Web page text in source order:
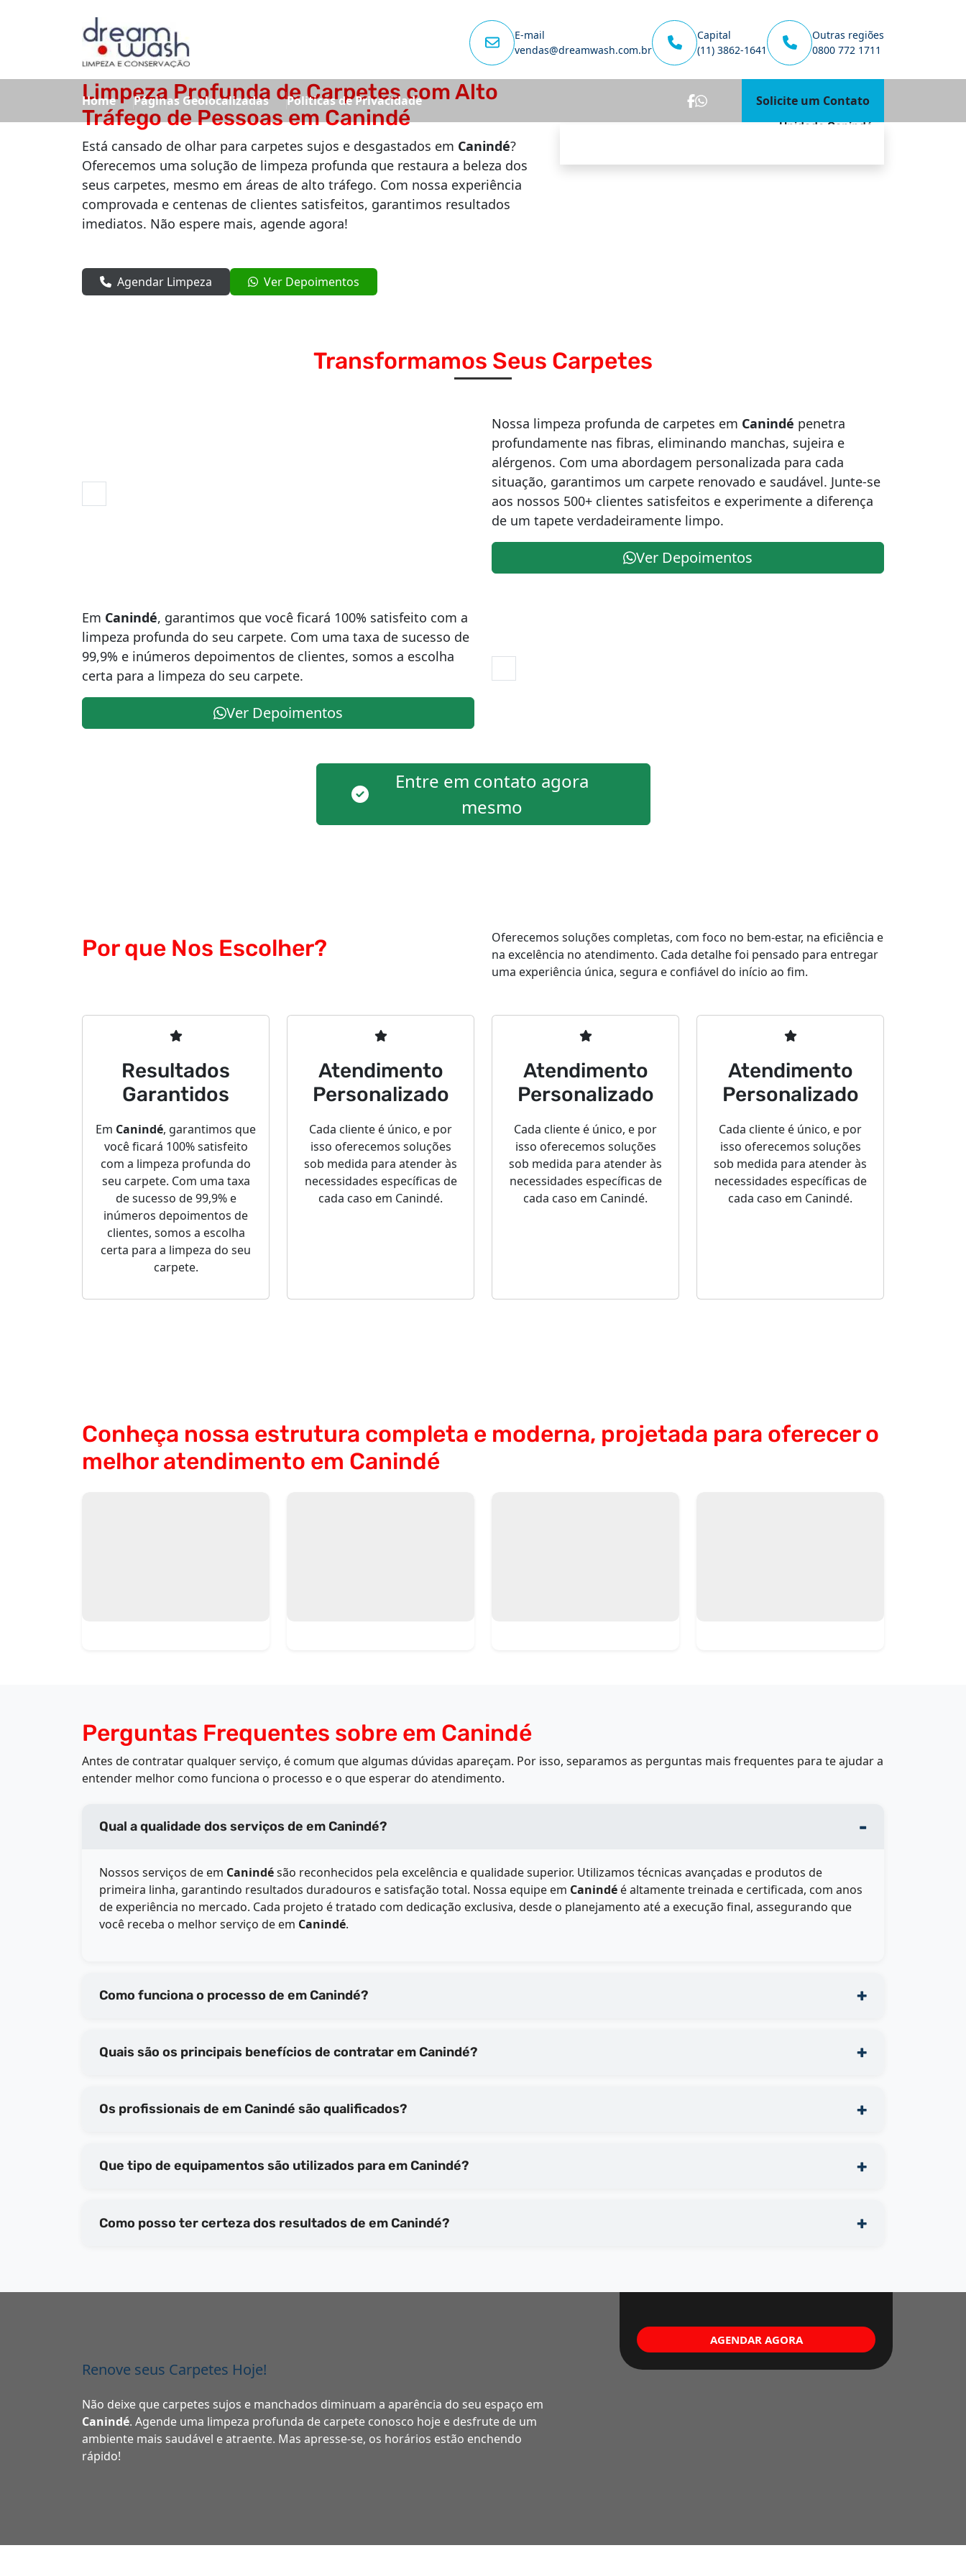
E-mail
vendas@dreamwash.com.br
Capital
(11) 3862-1641
Outras regiões
0800 772 1711
Home Páginas Geolocalizadas Politicas de Privacidade Solicite um Contato
Unidade Canindé
Limpeza Profunda de Carpetes com Alto
Tráfego de Pessoas em Canindé
Está cansado de olhar para carpetes sujos e desgastados em Canindé?
Oferecemos uma solução de limpeza profunda que restaura a beleza dos
seus carpetes, mesmo em áreas de alto tráfego. Com nossa experiência
comprovada e centenas de clientes satisfeitos, garantimos resultados
imediatos. Não espere mais, agende agora!
Agendar Limpeza Ver Depoimentos
Transformamos Seus Carpetes
Nossa limpeza profunda de carpetes em Canindé penetra
profundamente nas fibras, eliminando manchas, sujeira e
alérgenos. Com uma abordagem personalizada para cada
situação, garantimos um carpete renovado e saudável. Junte-se
aos nossos 500+ clientes satisfeitos e experimente a diferença
de um tapete verdadeiramente limpo.
Ver Depoimentos
Em Canindé, garantimos que você ficará 100% satisfeito com a
limpeza profunda do seu carpete. Com uma taxa de sucesso de
99,9% e inúmeros depoimentos de clientes, somos a escolha
certa para a limpeza do seu carpete.
Ver Depoimentos
Entre em contato agora
mesmo
Por que Nos Escolher?
Oferecemos soluções completas, com foco no bem-estar, na eficiência e
na excelência no atendimento. Cada detalhe foi pensado para entregar
uma experiência única, segura e confiável do início ao fim.
Resultados
Garantidos
Em Canindé, garantimos que
você ficará 100% satisfeito
com a limpeza profunda do
seu carpete. Com uma taxa
de sucesso de 99,9% e
inúmeros depoimentos de
clientes, somos a escolha
certa para a limpeza do seu
carpete.
Atendimento
Personalizado
Cada cliente é único, e por
isso oferecemos soluções
sob medida para atender às
necessidades específicas de
cada caso em Canindé.
Atendimento
Personalizado
Cada cliente é único, e por
isso oferecemos soluções
sob medida para atender às
necessidades específicas de
cada caso em Canindé.
Atendimento
Personalizado
Cada cliente é único, e por
isso oferecemos soluções
sob medida para atender às
necessidades específicas de
cada caso em Canindé.
Conheça nossa estrutura completa e moderna, projetada para oferecer o
melhor atendimento em Canindé
Perguntas Frequentes sobre em Canindé
Antes de contratar qualquer serviço, é comum que algumas dúvidas apareçam. Por isso, separamos as perguntas mais frequentes para te ajudar a
entender melhor como funciona o processo e o que esperar do atendimento.
Qual a qualidade dos serviços de em Canindé?
Nossos serviços de em Canindésão reconhecidos pela excelência e qualidade superior. Utilizamos técnicas avançadas e produtos de
primeira linha, garantindo resultados duradouros e satisfação total. Nossa equipe em Canindé é altamente treinada e certificada, com anos
de experiência no mercado. Cada projeto é tratado com dedicação exclusiva, desde o planejamento até a execução final, assegurando que
você receba o melhor serviço de em Canindé.
Como funciona o processo de em Canindé?
Quais são os principais benefícios de contratar em Canindé?
Os profissionais de em Canindé são qualificados?
Que tipo de equipamentos são utilizados para em Canindé?
Como posso ter certeza dos resultados de em Canindé?
Renove seus Carpetes Hoje!
Não deixe que carpetes sujos e manchados diminuam a aparência do seu espaço em
Canindé. Agende uma limpeza profunda de carpete conosco hoje e desfrute de um
ambiente mais saudável e atraente. Mas apresse-se, os horários estão enchendo
rápido!
AGENDAR AGORA